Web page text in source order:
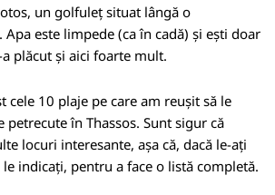
un golfuleț situat lângă o
este limpede (ca în cadă) și ești doar
plăcut și aici foarte mult.
cele 10 plaje pe care am reușit să le
petrecute în Thassos. Sunt sigur că
locuri interesante, așa că, dacă le-ați
indicați, pentru a face o listă completă.